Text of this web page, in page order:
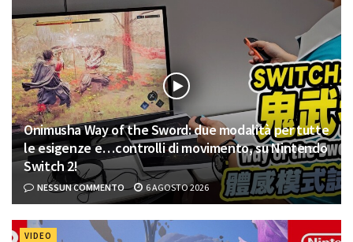
Onimusha Way of the Sword: due modalità per tutte
le esigenze e…controlli di movimento, su Nintendo
Switch 2!
NESSUN COMMENTO 6 AGOSTO 2026
VIDEO